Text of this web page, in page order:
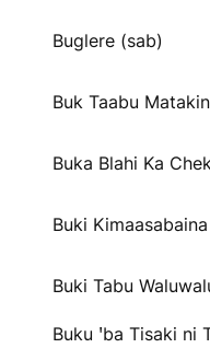
Buglere (sab)
Buk Taabu
Buka Blahi Ka
Buki
Buki Tabu
Buku ꞌba Tisaki ni